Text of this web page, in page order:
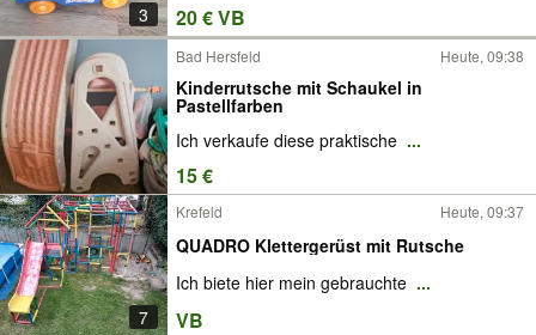
3 20 € VB
Bad Hersfeld Heute, 09:38
Kinderrutsche mit Schaukel in
Pastellfarben
Ich verkaufe diese praktische ...
15 €
7
Krefeld Heute, 09:37
QUADRO Klettergerüst mit Rutsche
Ich biete hier mein gebrauchte ...
VB